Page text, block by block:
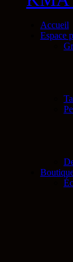
Accueil
Espace